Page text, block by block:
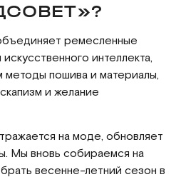
ремесленные
интеллекта,
пошива и материалы,
и желание
на моде, обновляет
Мы вновь собираемся на
весенне-летний сезон в